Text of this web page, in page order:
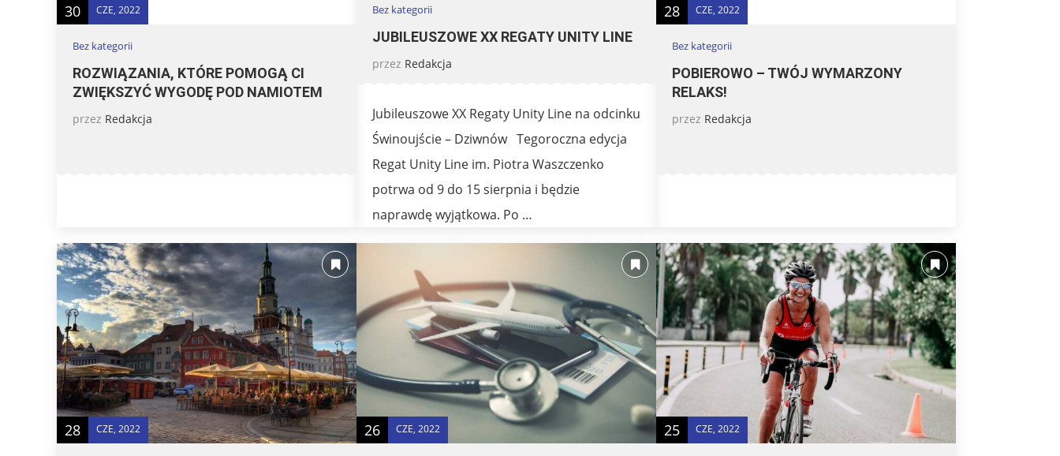
30 CZE, 2022
Bez kategorii
ROZWIĄZANIA, KTÓRE POMOGĄ CI
ZWIĘKSZYĆ WYGODĘ POD NAMIOTEM
przez Redakcja
Bez kategorii
JUBILEUSZOWE XX REGATY UNITY LINE
przez Redakcja
Jubileuszowe XX Regaty Unity Line na odcinku
Świnoujście – Dziwnów Tegoroczna edycja
Regat Unity Line im. Piotra Waszczenko
potrwa od 9 do 15 sierpnia i będzie
naprawdę wyjątkowa. Po …
28 CZE, 2022
Bez kategorii
POBIEROWO – TWÓJ WYMARZONY
RELAKS!
przez Redakcja
28 CZE, 2022 26 CZE, 2022 25 CZE, 2022